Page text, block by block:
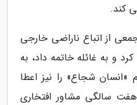
کند.
از اتباع ناراضی خارجی
و به غائله خاتمه داد، به
«انسان شجاع» را نیز اعطا
سالگی مشاور افتخاری